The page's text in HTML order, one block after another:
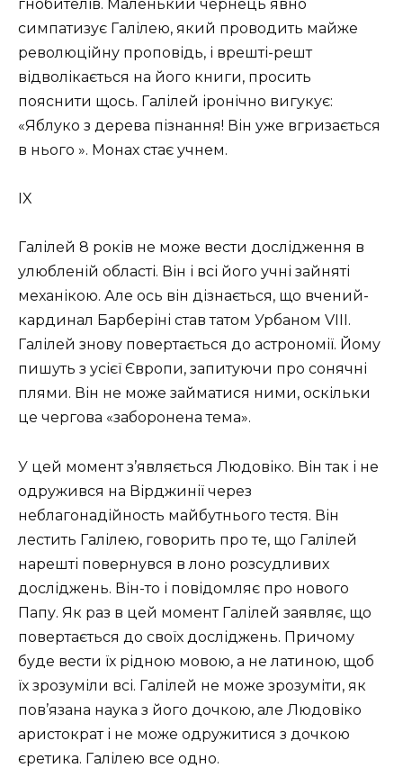
гнобителів. Маленький чернець явно
симпатизує Галілею, який проводить майже
революційну проповідь, і врешті-решт
відволікається на його книги, просить
пояснити щось. Галілей іронічно вигукує:
«Яблуко з дерева пізнання! Він уже вгризається
в нього ». Монах стає учнем.
IX
Галілей 8 років не може вести дослідження в
улюбленій області. Він і всі його учні зайняті
механікою. Але ось він дізнається, що вчений-
кардинал Барберіні став татом Урбаном VIII.
Галілей знову повертається до астрономії. Йому
пишуть з усієї Європи, запитуючи про сонячні
плями. Він не може займатися ними, оскільки
це чергова «заборонена тема».
У цей момент з’являється Людовіко. Він так і не
одружився на Вірджинії через
неблагонадійность майбутнього тестя. Він
лестить Галілею, говорить про те, що Галілей
нарешті повернувся в лоно розсудливих
досліджень. Він-то і повідомляє про нового
Папу. Як раз в цей момент Галілей заявляє, що
повертається до своїх досліджень. Причому
буде вести їх рідною мовою, а не латиною, щоб
їх зрозуміли всі. Галілей не може зрозуміти, як
пов’язана наука з його дочкою, але Людовіко
аристократ і не може одружитися з дочкою
єретика. Галілею все одно.